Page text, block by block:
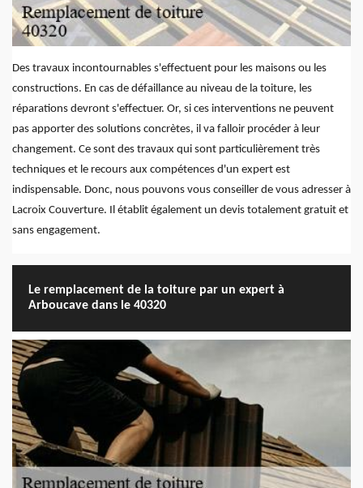
Des travaux incontournables s'effectuent pour les maisons ou les
constructions. En cas de défaillance au niveau de la toiture, les
réparations devront s'effectuer. Or, si ces interventions ne peuvent
pas apporter des solutions concrètes, il va falloir procéder à leur
changement. Ce sont des travaux qui sont particulièrement très
techniques et le recours aux compétences d'un expert est
indispensable. Donc, nous pouvons vous conseiller de vous adresser à
Lacroix Couverture. Il établit également un devis totalement gratuit et
sans engagement.
Le remplacement de la toiture par un expert à
Arboucave dans le 40320